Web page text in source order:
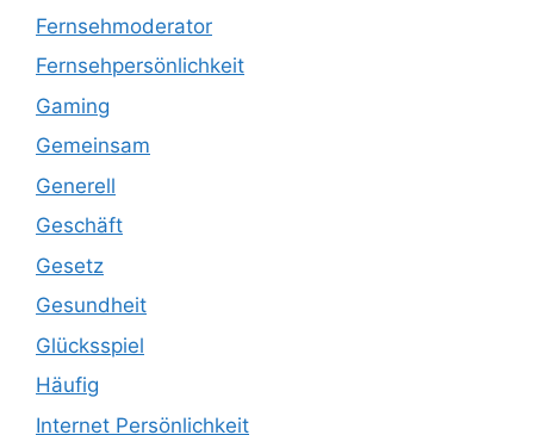
Fernsehmoderator
Fernsehpersönlichkeit
Gaming
Gemeinsam
Generell
Geschäft
Gesetz
Gesundheit
Glücksspiel
Häufig
Internet Persönlichkeit